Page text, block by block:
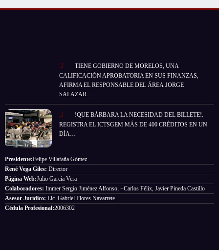
TIENE GOBIERNO DE MORELOS, UNA
CALIFICACIÓN APROBATORIA EN SUS FINANZAS,
AFIRMA EL RESPONSABLE DEL ÁREA JORGE
SALAZAR…
!QUE BÁRBARA LA NECESIDAD DEL BILLETE!:
REGISTRA EL ICTSGEM MÁS DE 400 CRÉDITOS EN UN
DÍA…
Presidente:Felipe Villafaña Gómez
René Vega Giles: Director
Página Web:Julio García Vera
Colaboradores: Immer Sergio Jiménez Alfonso, +Carlos Félix, Javier Pineda Castillo
Asesor Jurídico: Lic. Gabriel Flores Navarrete
Cédula Profesional:2006302